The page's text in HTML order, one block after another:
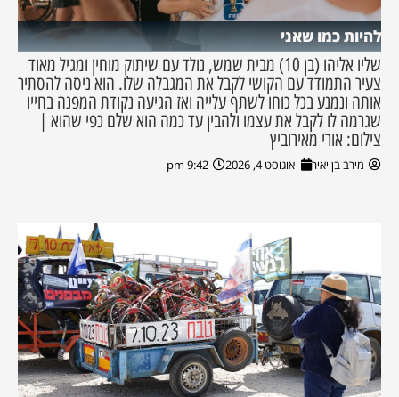
להיות כמו שאני
שליו אליהו (בן 10) מבית שמש, נולד עם שיתוק מוחין ומגיל מאוד
צעיר התמודד עם הקושי לקבל את המגבלה שלו. הוא ניסה להסתיר
אותה ונמנע בכל כוחו לשתף עלייה ואז הגיעה נקודת המפנה בחייו
שגרמה לו לקבל את עצמו ולהבין עד כמה הוא שלם כפי שהוא |
צילום: אורי מאירוביץ
מירב בן יאיר אוגוסט 4, 2026 9:42 pm